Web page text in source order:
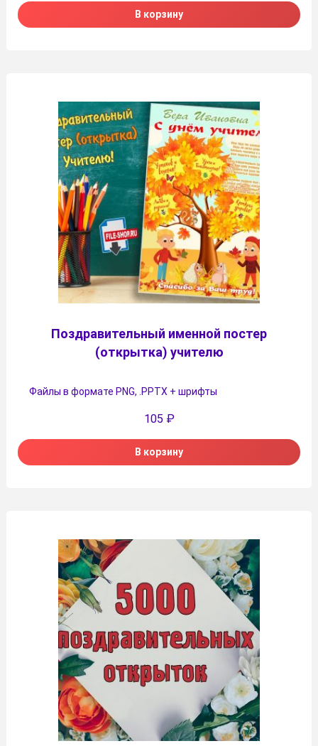
В корзину
Поздравительный именной постер
(открытка) учителю
Файлы в формате PNG, .PPTX + шрифты
105 ₽
В корзину